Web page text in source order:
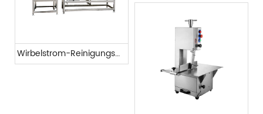
Wirbelstrom-Reinigungsmaschine